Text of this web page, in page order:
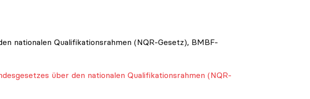
nationalen Qualifikationsrahmen (NQR-Gesetz), BMBF-
über den nationalen Qualifikationsrahmen (NQR-